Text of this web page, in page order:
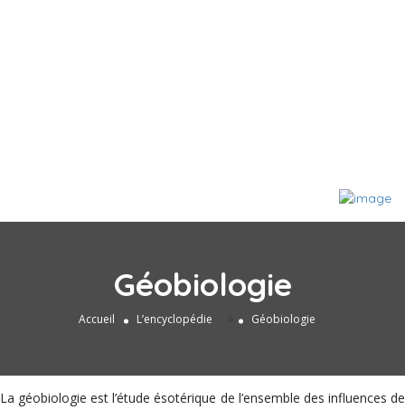
Géobiologie
Accueil L’encyclopédie Géobiologie
La géobiologie est l’étude ésotérique de l’ensemble des influences de